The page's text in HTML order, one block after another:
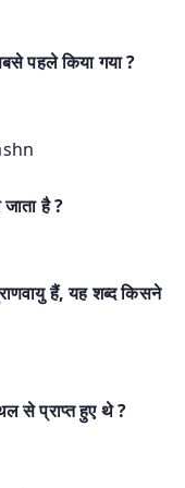
पहले किया गया ?
है ?
हैं, यह शब्द किसने
से प्राप्त हुए थे ?